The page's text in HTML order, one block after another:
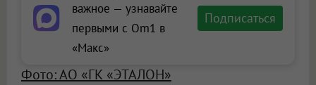
важное — узнавайте
первыми с Om1 в
«Макс»
Подписаться
Фото: АО «ГК «ЭТАЛОН»